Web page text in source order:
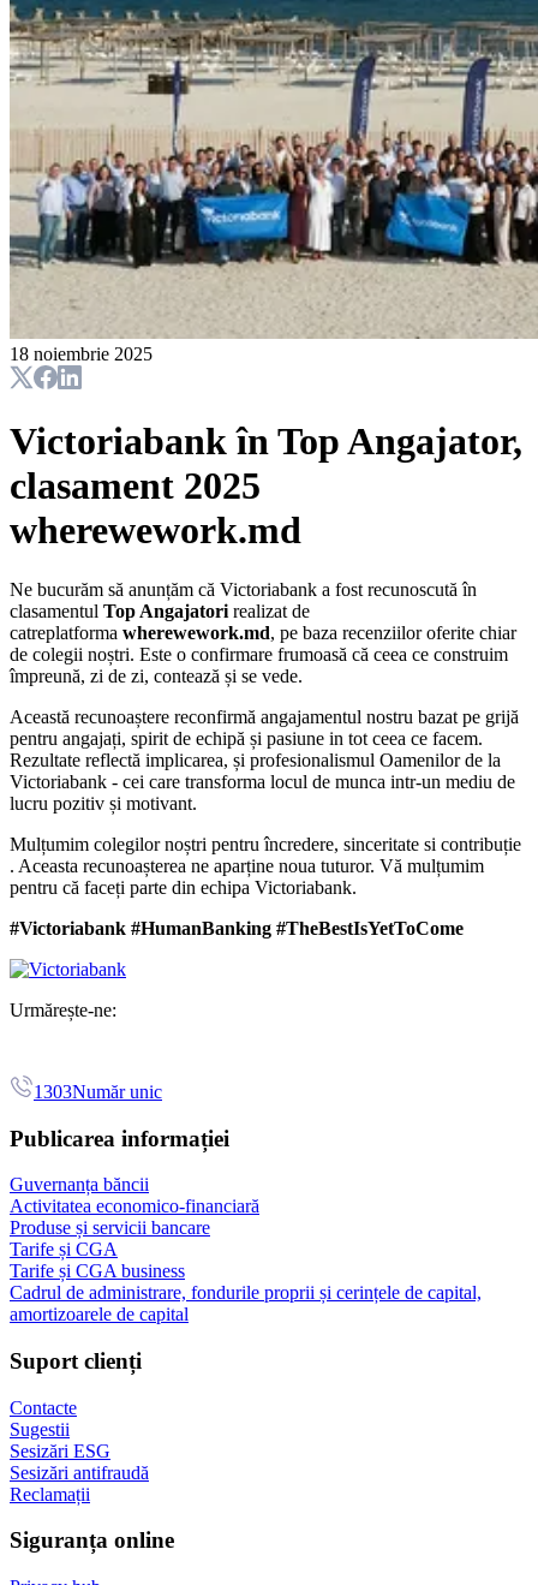
18 noiembrie 2025
Victoriabank în Top Angajator,
clasament 2025
wherewework.md
Ne bucurăm să anunțăm că Victoriabank a fost recunoscută în
clasamentul Top Angajatori realizat de
catreplatforma wherewework.md, pe baza recenziilor oferite chiar
de colegii noștri. Este o confirmare frumoasă că ceea ce construim
împreună, zi de zi, contează și se vede.
Această recunoaștere reconfirmă angajamentul nostru bazat pe grijă
pentru angajați, spirit de echipă și pasiune in tot ceea ce facem.
Rezultate reflectă implicarea, și profesionalismul Oamenilor de la
Victoriabank - cei care transforma locul de munca intr-un mediu de
lucru pozitiv și motivant.
Mulțumim colegilor noștri pentru încredere, sinceritate si contribuție
. Aceasta recunoașterea ne aparține noua tuturor. Vă mulțumim
pentru că faceți parte din echipa Victoriabank.
#Victoriabank #HumanBanking #TheBestIsYetToCome
Urmărește-ne:
1303Număr unic
Publicarea informației
Guvernanța băncii
Activitatea economico-financiară
Produse și servicii bancare
Tarife și CGA
Tarife și CGA business
Cadrul de administrare, fondurile proprii și cerințele de capital,
amortizoarele de capital
Suport clienți
Contacte
Sugestii
Sesizări ESG
Sesizări antifraudă
Reclamații
Siguranța online